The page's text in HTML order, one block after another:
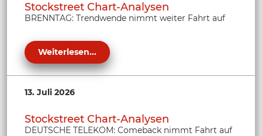
Stockstreet Chart-Analysen
BRENNTAG: Trendwende nimmt weiter Fahrt auf
Weiterlesen...
13. Juli 2026
Stockstreet Chart-Analysen
DEUTSCHE TELEKOM: Comeback nimmt Fahrt auf